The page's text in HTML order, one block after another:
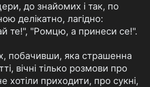
до знайомих і так, по
делікатно, лагідно:
те!", "Ромцю, а принеси се!".
побачивши, яка страшенна
вічні тілько розмови про
хотіли приходити, про сукні,